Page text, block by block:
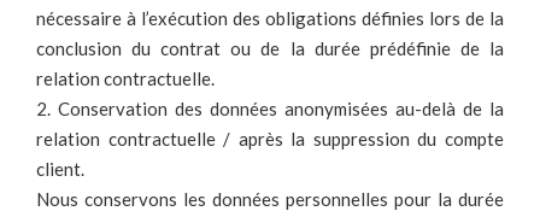
nécessaire à l’exécution des obligations définies lors de la
conclusion du contrat ou de la durée prédéfinie de la
relation contractuelle.
2. Conservation des données anonymisées au-delà de la
relation contractuelle / après la suppression du compte
client.
Nous conservons les données personnelles pour la durée